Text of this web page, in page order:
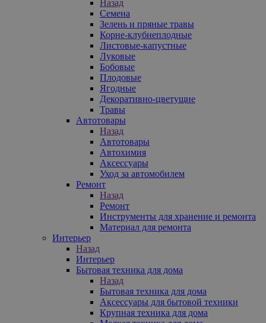
Назад
Семена
Зелень и пряные травы
Корне-клубнеплодные
Листовые-капустные
Луковые
Бобовые
Плодовые
Ягодные
Декоративно-цветущие
Травы
Автотовары
Назад
Автотовары
Автохимия
Аксессуары
Уход за автомобилем
Ремонт
Назад
Ремонт
Инструменты для хранение и ремонта
Материал для ремонта
Интерьер
Назад
Интерьер
Бытовая техника для дома
Назад
Бытовая техника для дома
Аксессуары для бытовой техники
Крупная техника для дома